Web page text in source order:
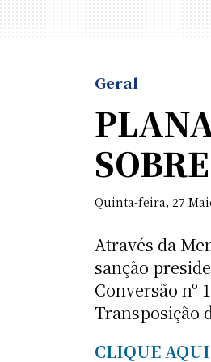
Geral
Quinta-feira, 27
Através da
sanção
Conversão nº
Transposição
CLIQUE